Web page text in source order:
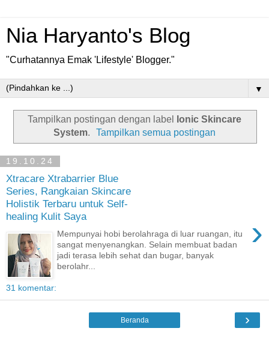
Nia Haryanto's Blog
"Curhatannya Emak 'Lifestyle' Blogger."
▼
Tampilkan postingan dengan label
Ionic Skincare
System. Tampilkan semua postingan
19.10.24
Xtracare Xtrabarrier Blue
Series, Rangkaian Skincare
Holistik Terbaru untuk Self-
healing Kulit Saya
›
Mempunyai hobi berolahraga di luar ruangan, itu
sangat menyenangkan. Selain membuat badan
jadi terasa lebih sehat dan bugar, banyak
berolahr...
31 komentar:
›
Beranda